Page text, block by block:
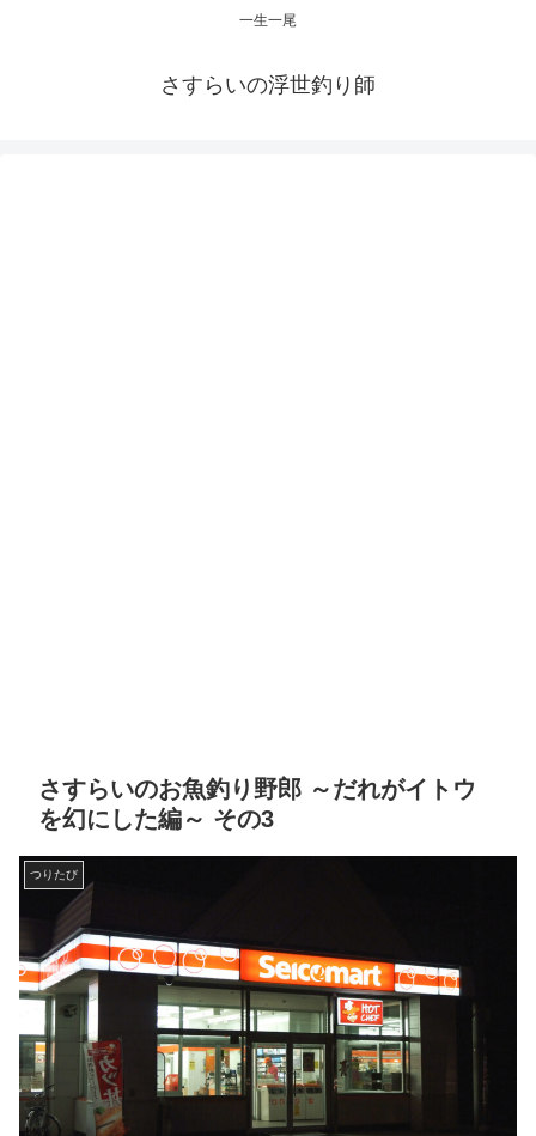
一生一尾
さすらいの浮世釣り師
さすらいのお魚釣り野郎 ～だれがイトウ
を幻にした編～ その3
つりたび